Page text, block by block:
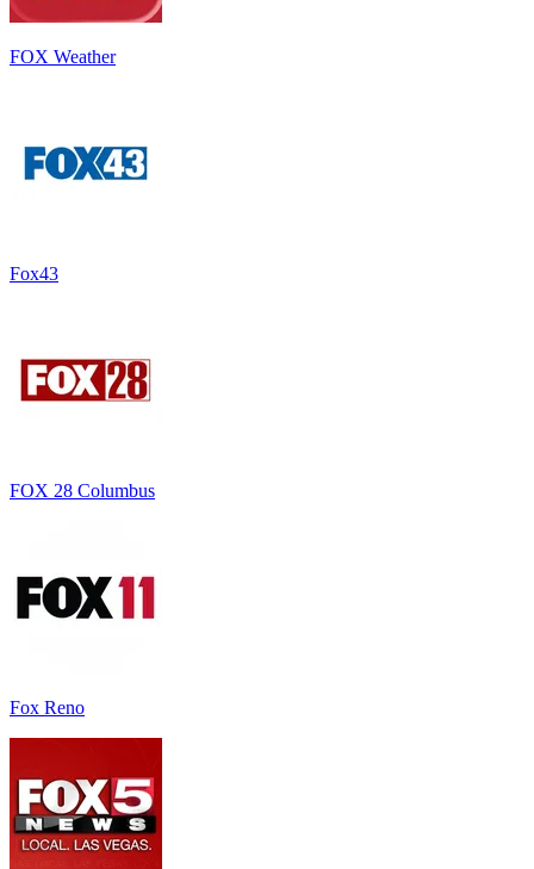
FOX Weather
Fox43
FOX 28 Columbus
Fox Reno